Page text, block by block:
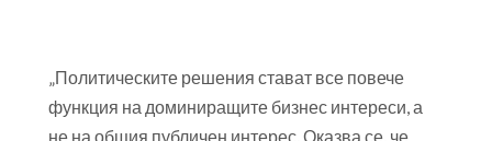
„Политическите решения стават все повече
функция на доминиращите бизнес интереси, а
не на общия публичен интерес. Оказва се, че